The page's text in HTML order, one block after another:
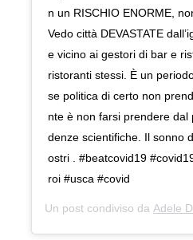
n un RISCHIO ENORME,
Vedo città DEVASTATE
e vicino ai gestori di bar e
ristoranti stessi. È un
se politica di certo non
nte è non farsi prendere dal
denze scientifiche. Il sonno
ostri . #beatcovid19
roi #usca #covid
Un post condiviso da Adele